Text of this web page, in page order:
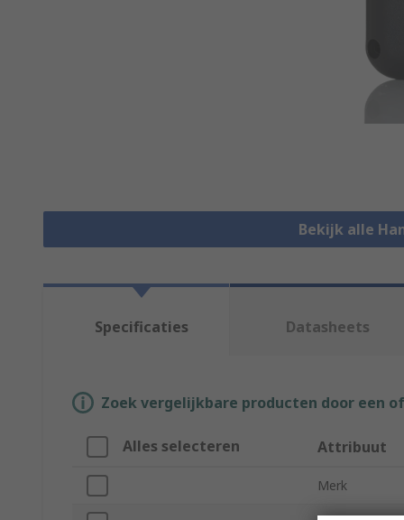
Bekijk alle
Specificaties Datasheets
Zoek vergelijkbare producten door een
Alles selecteren Attribuut
Merk